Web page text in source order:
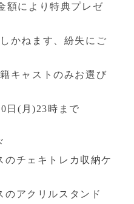
額により特典プレゼ
かねます、紛失にご
キャストのみお選び
日(月)23時まで
のチェキトレカ収納ケ
のアクリルスタンド